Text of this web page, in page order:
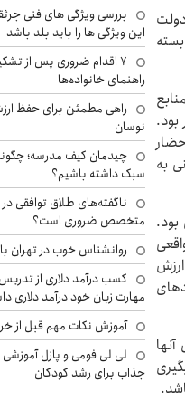
بود.
به
بررسی ویژگی های فنی
این ویژگی ها را باید بلد باشد
۷ اقدام ضروری پس از
راهنمای خانواده‌ها
راهی مطمئن برای حفظ
نوسان
چیدمان کیف مدرسه؛
سبک داشته باشیم؟
ناگفته‌های طلاق توافقی
متخصص ضروری است؟
روانشناس خوب در تهران
کسب درآمد دلاری از
مهارت زبان خود درآمد دلاری
آموزش نکات مهم قبل از
لی لی فومی و پازل
جذاب برای رشد کودکان